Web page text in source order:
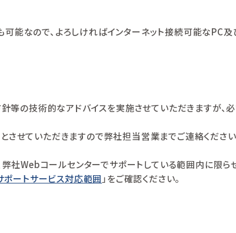
能なので、よろしければインターネット接続可能なPC
等の技術的なアドバイスを実施させていただきますが、
せていただきますので弊社担当営業までご連絡ください
社Webコールセンターでサポートしている範囲内に限ら
ポートサービス対応範囲 」をご確認ください。